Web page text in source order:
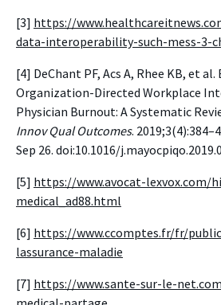
[3] https://
data-interoperability-such-mess-3-
[4] DeChant PF, Acs A, Rhee KB, et
Organization-Directed Workplace
Physician Burnout: A Systematic
Innov Qual Outcomes.
Sep 26. doi:10.1016/
[5] https://www.avocat-lexvox.com/
medical_ad88.html
[6] https://www.ccomptes.fr/fr/
lassurance-maladie
[7] https://www.sante-sur-le-